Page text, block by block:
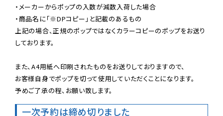
・メーカーからポップの入数が減数入荷した場合
・商品名に「※DPコピー」と記載のあるもの
上記の場合、正規のポップではなくカラーコピーのポップをお送り
しております。
また、A4用紙へ印刷されたものをお送りしておりますので、
お客様自身でポップを切って使用していただくことになります。
予めご了承の程、お願い致します。
一次予約は締め切りました